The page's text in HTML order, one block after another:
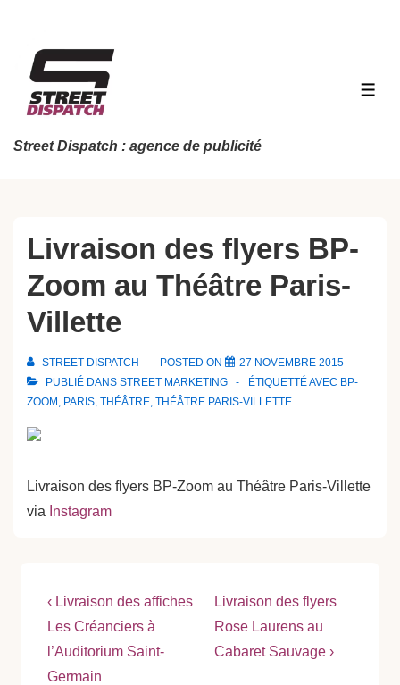
contenu
principal
Street Dispatch : agence de publicité
Livraison des flyers BP-
Zoom au Théâtre Paris-
Villette
STREET DISPATCH POSTED ON
27 NOVEMBRE 2015
PUBLIÉ DANS STREET MARKETING ÉTIQUETTÉ AVEC BP-
ZOOM , PARIS, THÉÂTRE, THÉÂTRE PARIS-VILLETTE
Livraison des flyers BP-Zoom au Théâtre Paris-Villette
via Instagram
Navigation
de
l’article
Previous
Post
is
‹ Livraison des affiches
Les Créanciers à
l’Auditorium Saint-
Germain
Next
Post
is
Livraison des flyers
Rose Laurens au
Cabaret Sauvage ›